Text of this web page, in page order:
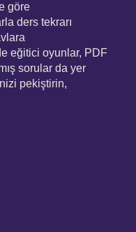
göre
ders tekrarı
eğitici oyunlar, PDF
sorular da yer
pekiştirin,